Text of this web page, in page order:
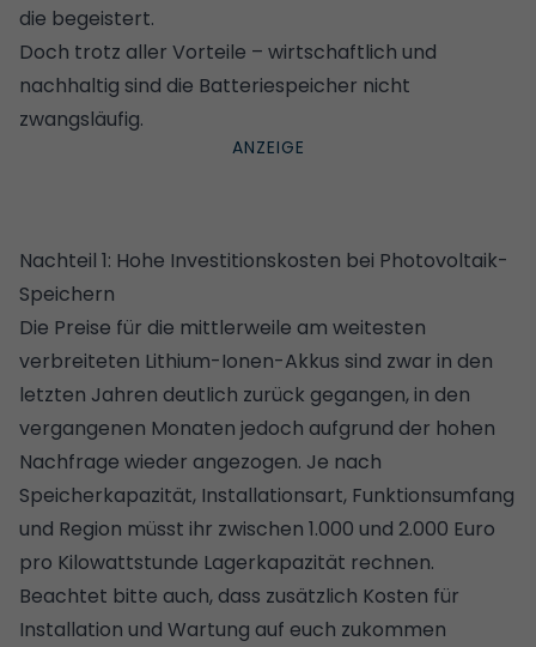
die begeistert.
Doch trotz aller Vorteile – wirtschaftlich und
nachhaltig sind die Batteriespeicher nicht
zwangsläufig.
Nachteil 1: Hohe Investitionskosten bei Photovoltaik-
Speichern
Die Preise für die mittlerweile am weitesten
verbreiteten Lithium-Ionen-Akkus sind zwar in den
letzten Jahren deutlich zurück gegangen, in den
vergangenen Monaten jedoch aufgrund der hohen
Nachfrage wieder angezogen. Je nach
Speicherkapazität, Installationsart, Funktionsumfang
und Region müsst ihr zwischen 1.000 und 2.000 Euro
pro Kilowattstunde Lagerkapazität rechnen.
Beachtet bitte auch, dass zusätzlich Kosten für
Installation und Wartung auf euch zukommen